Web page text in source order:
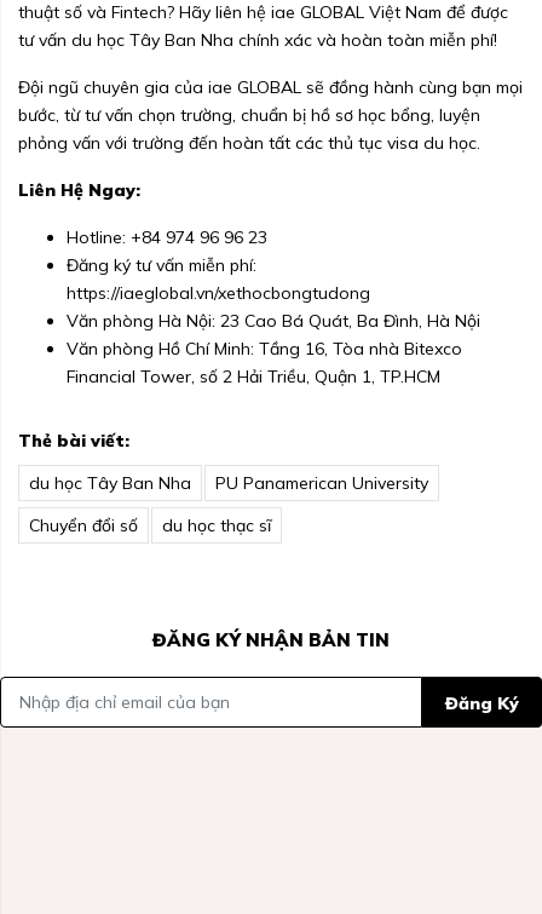
thuật số và Fintech? Hãy liên hệ iae GLOBAL Việt Nam để được
tư vấn du học Tây Ban Nha chính xác và hoàn toàn miễn phí!
Đội ngũ chuyên gia của iae GLOBAL sẽ đồng hành cùng bạn mọi
bước, từ tư vấn chọn trường, chuẩn bị hồ sơ học bổng, luyện
phỏng vấn với trường đến hoàn tất các thủ tục visa du học.
Liên Hệ Ngay:
Hotline: +84 974 96 96 23
Đăng ký tư vấn miễn phí:
https://iaeglobal.vn/xethocbongtudong
Văn phòng Hà Nội: 23 Cao Bá Quát, Ba Đình, Hà Nội
Văn phòng Hồ Chí Minh: Tầng 16, Tòa nhà Bitexco
Financial Tower, số 2 Hải Triều, Quận 1, TP.HCM
Thẻ bài viết:
du học Tây Ban Nha
PU Panamerican University
Chuyển đổi số
du học thạc sĩ
ĐĂNG KÝ NHẬN BẢN TIN
Đăng Ký